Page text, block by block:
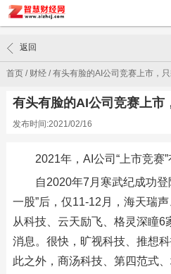
首页/ 财经/有头有脸的AI公司竞赛上市，
返回
有头有脸的AI公司竞赛上市
发布时间:2021/02/16
2021年，AI公司“上市竞赛”
自2020年7月寒武纪成功
一股”后，仅11-12月，海天瑞
从科技、云天励飞、格灵深瞳6
消息。很快，旷视科技、推想
此之外，商汤科技、第四范式